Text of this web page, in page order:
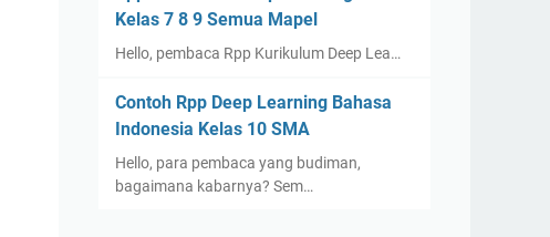
Kelas 7 8 9 Semua Mapel
Hello, pembaca Rpp Kurikulum Deep Lea…
Contoh Rpp Deep Learning Bahasa
Indonesia Kelas 10 SMA
Hello, para pembaca yang budiman,
bagaimana kabarnya? Sem…